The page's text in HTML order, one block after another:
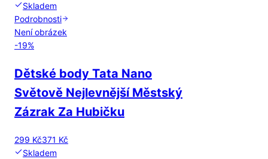
Skladem
Podrobnosti
Není obrázek
-19%
Dětské body Tata Nano
Světově Nejlevnější Městský
Zázrak Za Hubičku
299 Kč371 Kč
Skladem